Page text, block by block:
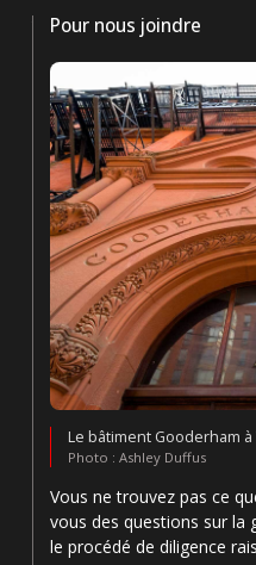
Pour nous joindre
Le bâtiment Gooderham
Photo : Ashley Duffus
Vous ne trouvez pas ce
vous des questions sur la
le procédé de diligence